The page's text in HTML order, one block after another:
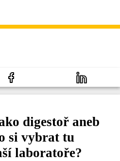
digestoř aneb
si vybrat tu
laboratoře?